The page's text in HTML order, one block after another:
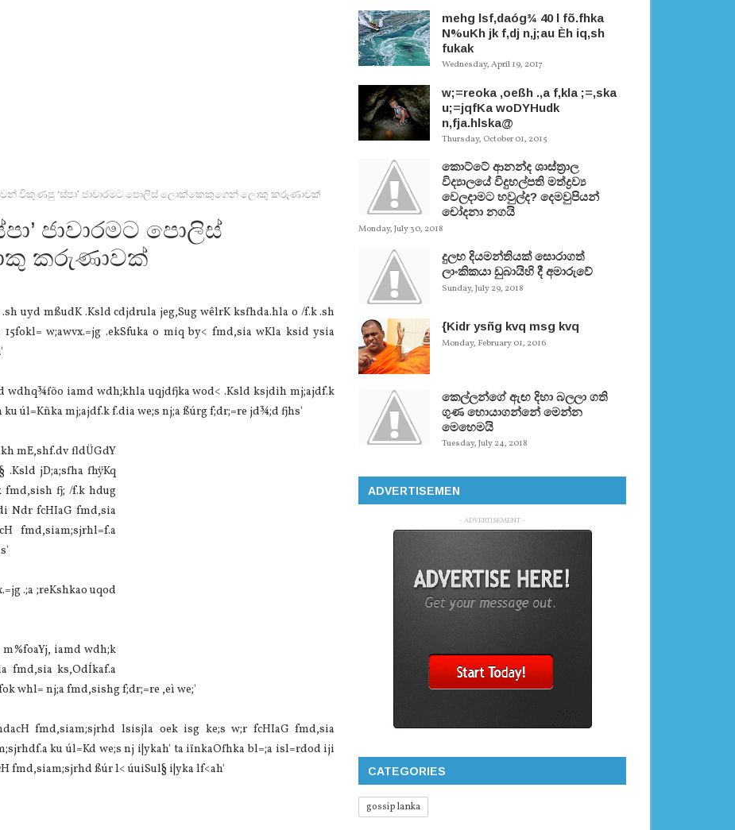
විකුණපු ‘ස්පා’ ජාවාරමට ‍පොලිස් ලොක්කෙකුගෙන් ලොකු කරුණාවක්
ජාවාරමට ‍පොලිස්
කරුණාවක්
uyd mßudK .Ksld cdjdrula jeg,Sug wêlrK ksfhda.hla o /f.k .sh
w;awvx.=jg .ekSfuka o miq by< ‍fmd,sia wKla ksid ysia
wdhq¾fõo iamd wdh;khla uqjdfjka wod< .Ksld ksjdih mj;ajdf.k
úl=Kñka mj;ajdf.k f.dia we;s nj;a ßúrg f;dr;=re jd¾;d fjhs'
mE,shf.dv fldÜGdY
jD;a;sfha fhÿKq
‍fmd,sish fj; /f.k hdug
Ndr ‍‍‍fcHIaG ‍fmd,sia
‍fmd,siam;sjrhl=f.a
.;a ;reKshkao uqod
iamd wdh;k
‍fmd,sia ks,OdÍkaf.a
whl= nj;a ‍fmd,sishg f;dr;=re ,eì we;'
‍fmd,siam;sjrhd lsisjla oek isg ke;s w;r ‍‍‍fcHIaG ‍fmd,sia
ku úl=Kd we;s nj i|ykah' ta iïnkaOfhka bl=;a isl=rdod iji
‍fmd,siam;sjrhd ßúr l< úuiSul§ i|yka lf<ah'
mehg lsf,daóg¾ 40 l fõ.fhka
N%uKh jk f,dj n,j;au Èh iq,sh
fukak
Wednesday, April 19, 2017
w;=reoka ,oeßh .,a f,kla ;=,ska
u;=jqfKa woDYHudk
n,fja.hlska@
Thursday, October 01, 2015
කොට්ටේ ආනන්ද ශාස්ත‍්‍රාල
විද්‍යාලයේ විදුහල්පති මත්ද්‍රව්‍ය
වෙලදාමට හවුල්ද? දෙමවුපියන්
චෝදනා නගයි
Monday, July 30, 2018
දුලභ දියමන්තියක් සොරාගත්
ලාංකිකයා ඩුබායිහි දී අමාරුවේ
Sunday, July 29, 2018
{Kidr ysñg kvq msg kvq
Monday, February 01, 2016
කෙල්ලන්ගේ ඇඟ දිහා බලලා ගති
ගුණ හොයාගන්නේ මෙන්න
මෙහෙමයි
Tuesday, July 24, 2018
ADVERTISEMEN
- ADVERTISEMENT -
CATEGORIES
gossip lanka